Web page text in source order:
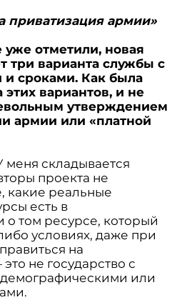
приватизация армии»
уже отметили, новая
три варианта службы с
сроками. Как была
этих вариантов, и не
утверждением
армии или «платной
меня складывается
проекта не
какие реальные
есть в
о том ресурсе, который
условиях, даже при
на
не государство с
или